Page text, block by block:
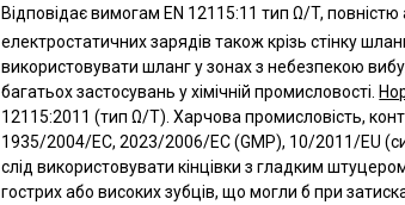
Відповідає вимогам EN 12115:11 тип Ω/T,
електростатичних зарядів також крізь стінку
використовувати шланг у зонах з небезпекою
багатьох застосувань у хімічній промисловості.
12115:2011 (тип Ω/T). Харчова промисловість,
1935/2004/EC, 2023/2006/EC (GMP), 10/2011/EU
слід використовувати кінцівки з гладким
гострих або високих зубців, що могли б при